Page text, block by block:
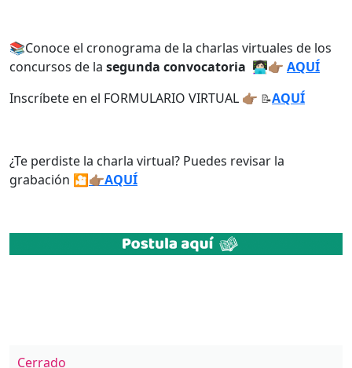
📚Conoce el cronograma de la charlas virtuales de los
concursos de la segunda convocatoria 👩🏻‍💻👉🏽 AQUÍ
Inscríbete en el FORMULARIO VIRTUAL 👉🏽 📝AQUÍ
¿Te perdiste la charla virtual? Puedes revisar la
grabación 🎦👉🏽AQUÍ
Cerrado